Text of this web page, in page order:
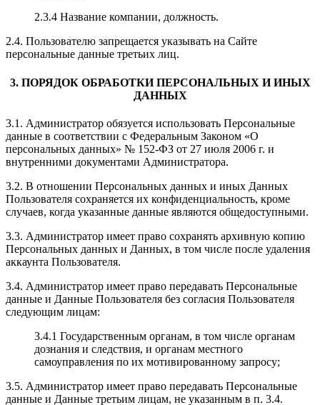
2.3.4 Название компании, должность.
2.4. Пользователю запрещается указывать на Сайте
персональные данные третьих лиц.
3. ПОРЯДОК ОБРАБОТКИ ПЕРСОНАЛЬНЫХ И ИНЫХ
ДАННЫХ
3.1. Администратор обязуется использовать Персональные
данные в соответствии с Федеральным Законом «О
персональных данных» № 152-ФЗ от 27 июля 2006 г. и
внутренними документами Администратора.
3.2. В отношении Персональных данных и иных Данных
Пользователя сохраняется их конфиденциальность, кроме
случаев, когда указанные данные являются общедоступными.
3.3. Администратор имеет право сохранять архивную копию
Персональных данных и Данных, в том числе после удаления
аккаунта Пользователя.
3.4. Администратор имеет право передавать Персональные
данные и Данные Пользователя без согласия Пользователя
следующим лицам:
3.4.1 Государственным органам, в том числе органам
дознания и следствия, и органам местного
самоуправления по их мотивированному запросу;
3.5. Администратор имеет право передавать Персональные
данные и Данные третьим лицам, не указанным в п. 3.4.